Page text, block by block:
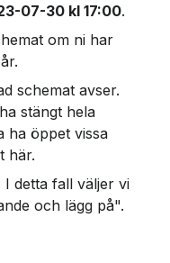
07-30 kl 17:00.
om ni har
schemat avser.
stängt hela
ha öppet vissa
här.
I detta fall väljer vi
och lägg på".